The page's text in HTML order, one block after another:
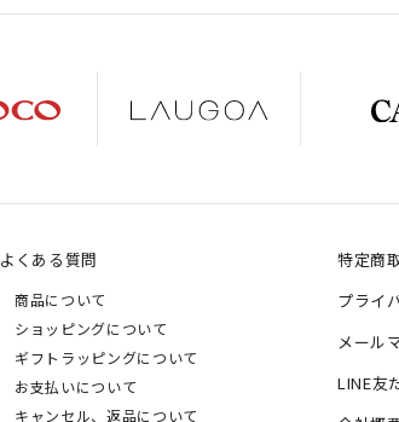
よくある質問
商品について
ショッピングについて
ギフトラッピングについて
お支払いについて
キャンセル、返品について
特定商
プライ
メール
LINE友